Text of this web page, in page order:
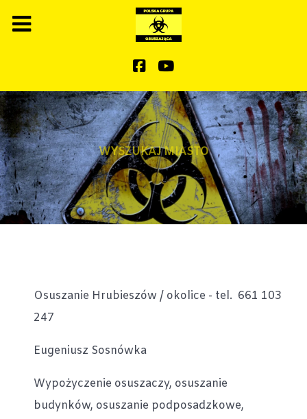
WYSZUKAJ MIASTO
Osuszanie Hrubieszów / okolice - tel. 661 103
247
Eugeniusz Sosnówka
Wypożyczenie osuszaczy, osuszanie
budynków, osuszanie podposadzkowe,